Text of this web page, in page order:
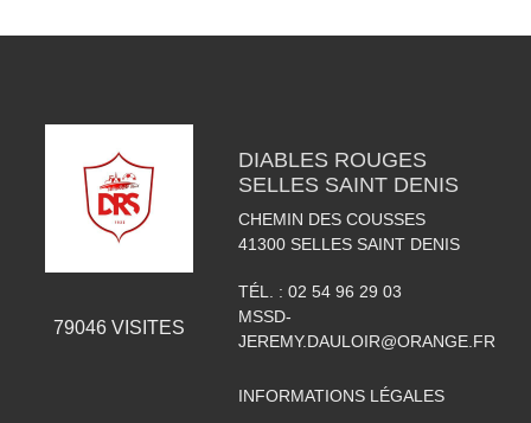
79046VISITES
DIABLES ROUGES
SELLES SAINT DENIS
CHEMIN DES COUSSES
41300 SELLES SAINT DENIS
TÉL. : 02 54 96 29 03
MSSD-
JEREMY.DAULOIR@ORANGE.FR
INFORMATIONS LÉGALES